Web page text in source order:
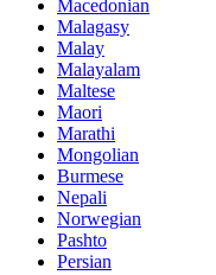
Macedonian
Malagasy
Malay
Malayalam
Maltese
Maori
Marathi
Mongolian
Burmese
Nepali
Norwegian
Pashto
Persian